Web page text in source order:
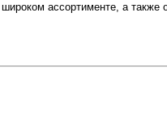
ассортименте, а